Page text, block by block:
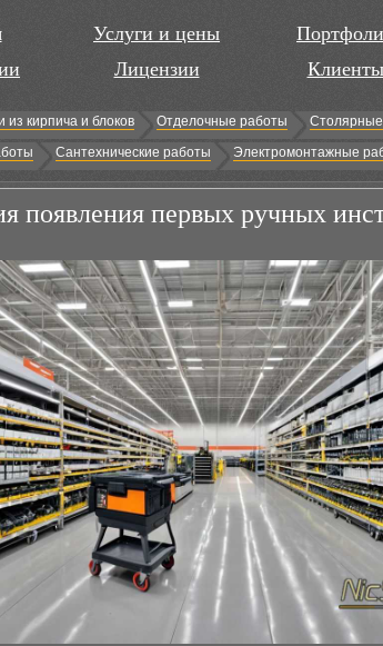
Услуги и цены
Лицензии
Клиенты
из кирпича и блоков Отделочные работы
Сантехнические работы Электромонтажные
появления первых ручных